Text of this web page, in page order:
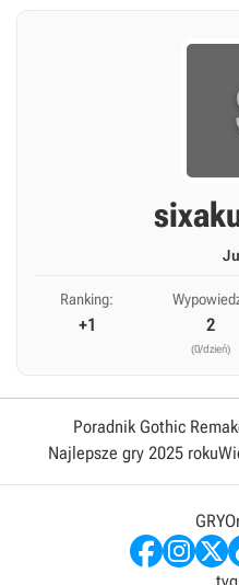
Ranking:
+1 2
(0/dzień)
Poradnik Gothic
Najlepsze gry 2025 roku